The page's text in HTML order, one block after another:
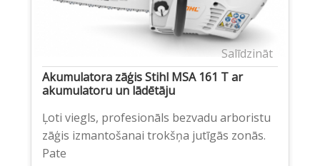
Salīdzināt
Akumulatora zāģis Stihl MSA 161 T ar
akumulatoru un lādētāju
Ļoti viegls, profesionāls bezvadu arboristu
zāģis izmantošanai trokšņa jutīgās zonās.
Pate